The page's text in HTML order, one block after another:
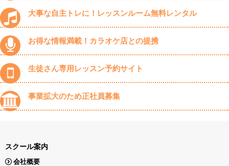
大事な自主トレに！レッスンルーム無料レンタル
お得な情報満載！カラオケ店との提携
生徒さん専用レッスン予約サイト
事業拡大のため正社員募集
スクール案内
会社概要